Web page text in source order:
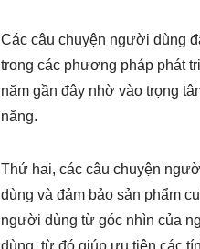
Các câu chuyện người dùng
trong các phương pháp phát
năm gần đây nhờ vào trọng
năng.
Thứ hai, các câu chuyện
dùng và đảm bảo sản phẩm
người dùng từ góc nhìn của
dùng, từ đó giúp ưu tiên các